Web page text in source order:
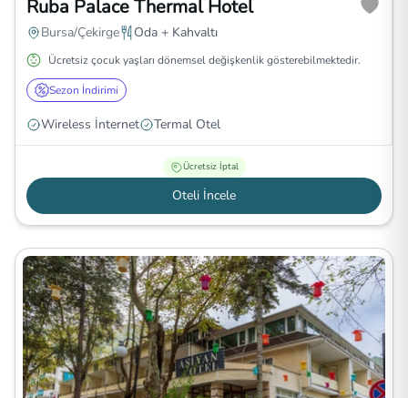
Ruba Palace Thermal Hotel
Bursa/Çekirge Oda + Kahvaltı
Ücretsiz çocuk yaşları dönemsel değişkenlik gösterebilmektedir.
Sezon İndirimi
Wireless İnternet Termal Otel
Ücretsiz İptal
Oteli İncele